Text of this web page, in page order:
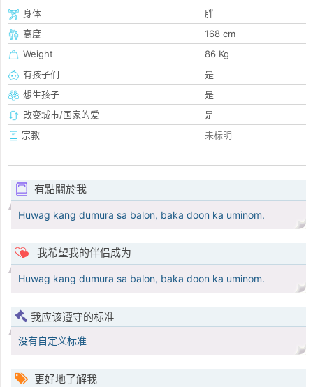
身体
胖
高度
168 cm
Weight
86 Kg
有孩子们
是
想生孩子
是
改变城市/国家的爱
是
宗教
未标明
有點關於我
Huwag kang dumura sa balon, baka doon ka uminom.
我希望我的伴侣成为
Huwag kang dumura sa balon, baka doon ka uminom.
我应该遵守的标准
没有自定义标准
更好地了解我